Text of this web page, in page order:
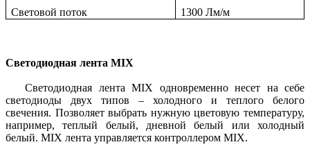
Световой поток 1300 Лм/м
Светодиодная лента MIX
Светодиодная лента MIX одновременно несет на себе
светодиоды двух типов – холодного и теплого белого
свечения. Позволяет выбрать нужную цветовую температуру,
например, теплый белый, дневной белый или холодный
белый. MIX лента управляется контроллером MIX.